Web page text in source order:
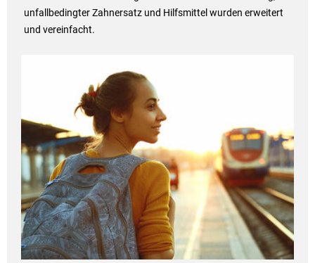
unfallbedingter Zahnersatz und Hilfsmittel wurden erweitert
und vereinfacht.